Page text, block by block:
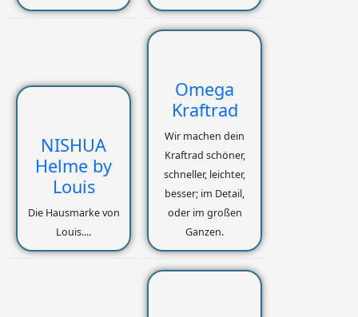
NISHUA
Helme by
Louis
Die Hausmarke von
Louis....
Omega
Kraftrad
Wir machen dein
Kraftrad schöner,
schneller, leichter,
besser; im Detail,
oder im großen
Ganzen.​